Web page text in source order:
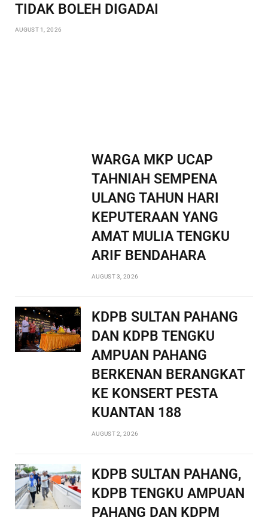
TIDAK BOLEH DIGADAI
AUGUST 1, 2026
WARGA MKP UCAP
TAHNIAH SEMPENA
ULANG TAHUN HARI
KEPUTERAAN YANG
AMAT MULIA TENGKU
ARIF BENDAHARA
AUGUST 3, 2026
KDPB SULTAN PAHANG
DAN KDPB TENGKU
AMPUAN PAHANG
BERKENAN BERANGKAT
KE KONSERT PESTA
KUANTAN 188
AUGUST 2, 2026
KDPB SULTAN PAHANG,
KDPB TENGKU AMPUAN
PAHANG DAN KDPM